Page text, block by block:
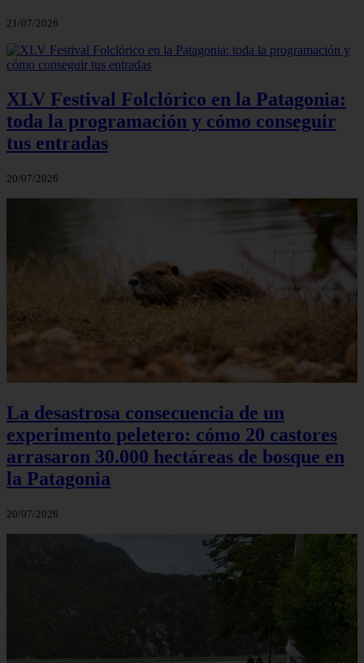
21/07/2026
XLV Festival Folclórico en la Patagonia:
toda la programación y cómo conseguir
tus entradas
20/07/2026
La desastrosa consecuencia de un
experimento peletero: cómo 20 castores
arrasaron 30.000 hectáreas de bosque en
la Patagonia
20/07/2026